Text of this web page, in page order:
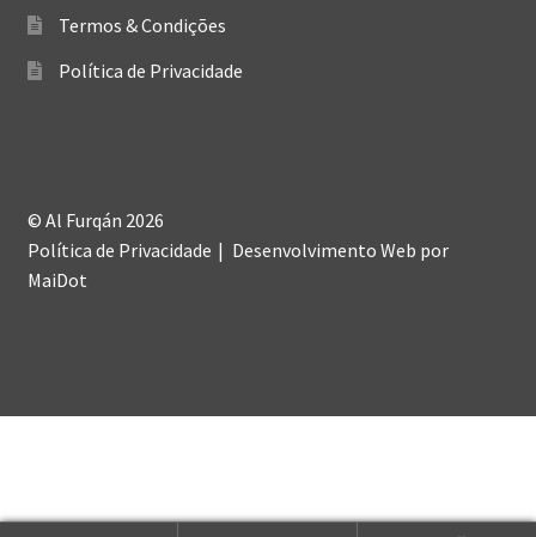
Termos & Condições
Política de Privacidade
© Al Furqán 2026
Política de Privacidade
Desenvolvimento Web por
MaiDot